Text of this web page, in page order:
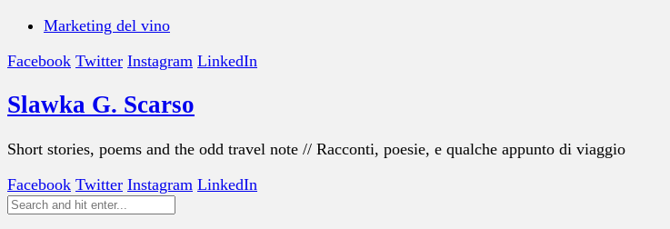
Marketing del vino
Facebook Twitter Instagram LinkedIn
Slawka G. Scarso
Short stories, poems and the odd travel note // Racconti, poesie, e qualche appunto di viaggio
Facebook Twitter Instagram LinkedIn